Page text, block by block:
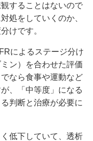
することはないので
処をしていくのか、
けです。
によるステージ分け
ン）を合わせた評価
なら食事や運動など
、「中等度」になる
判断と治療が必要に
低下していて、透析